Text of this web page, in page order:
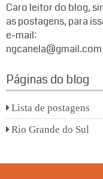
Caro leitor do blog,
as postagens, para
e-mail:
ngcanela@gmail.com
Páginas do blog
Lista de postagens
Rio Grande do Sul